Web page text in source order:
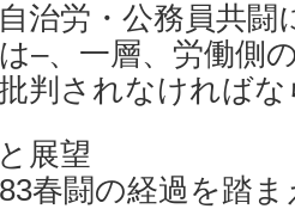
治労・公務員共闘
–、一層、労働側
判されなければ
展望
春闘の経過を踏ま